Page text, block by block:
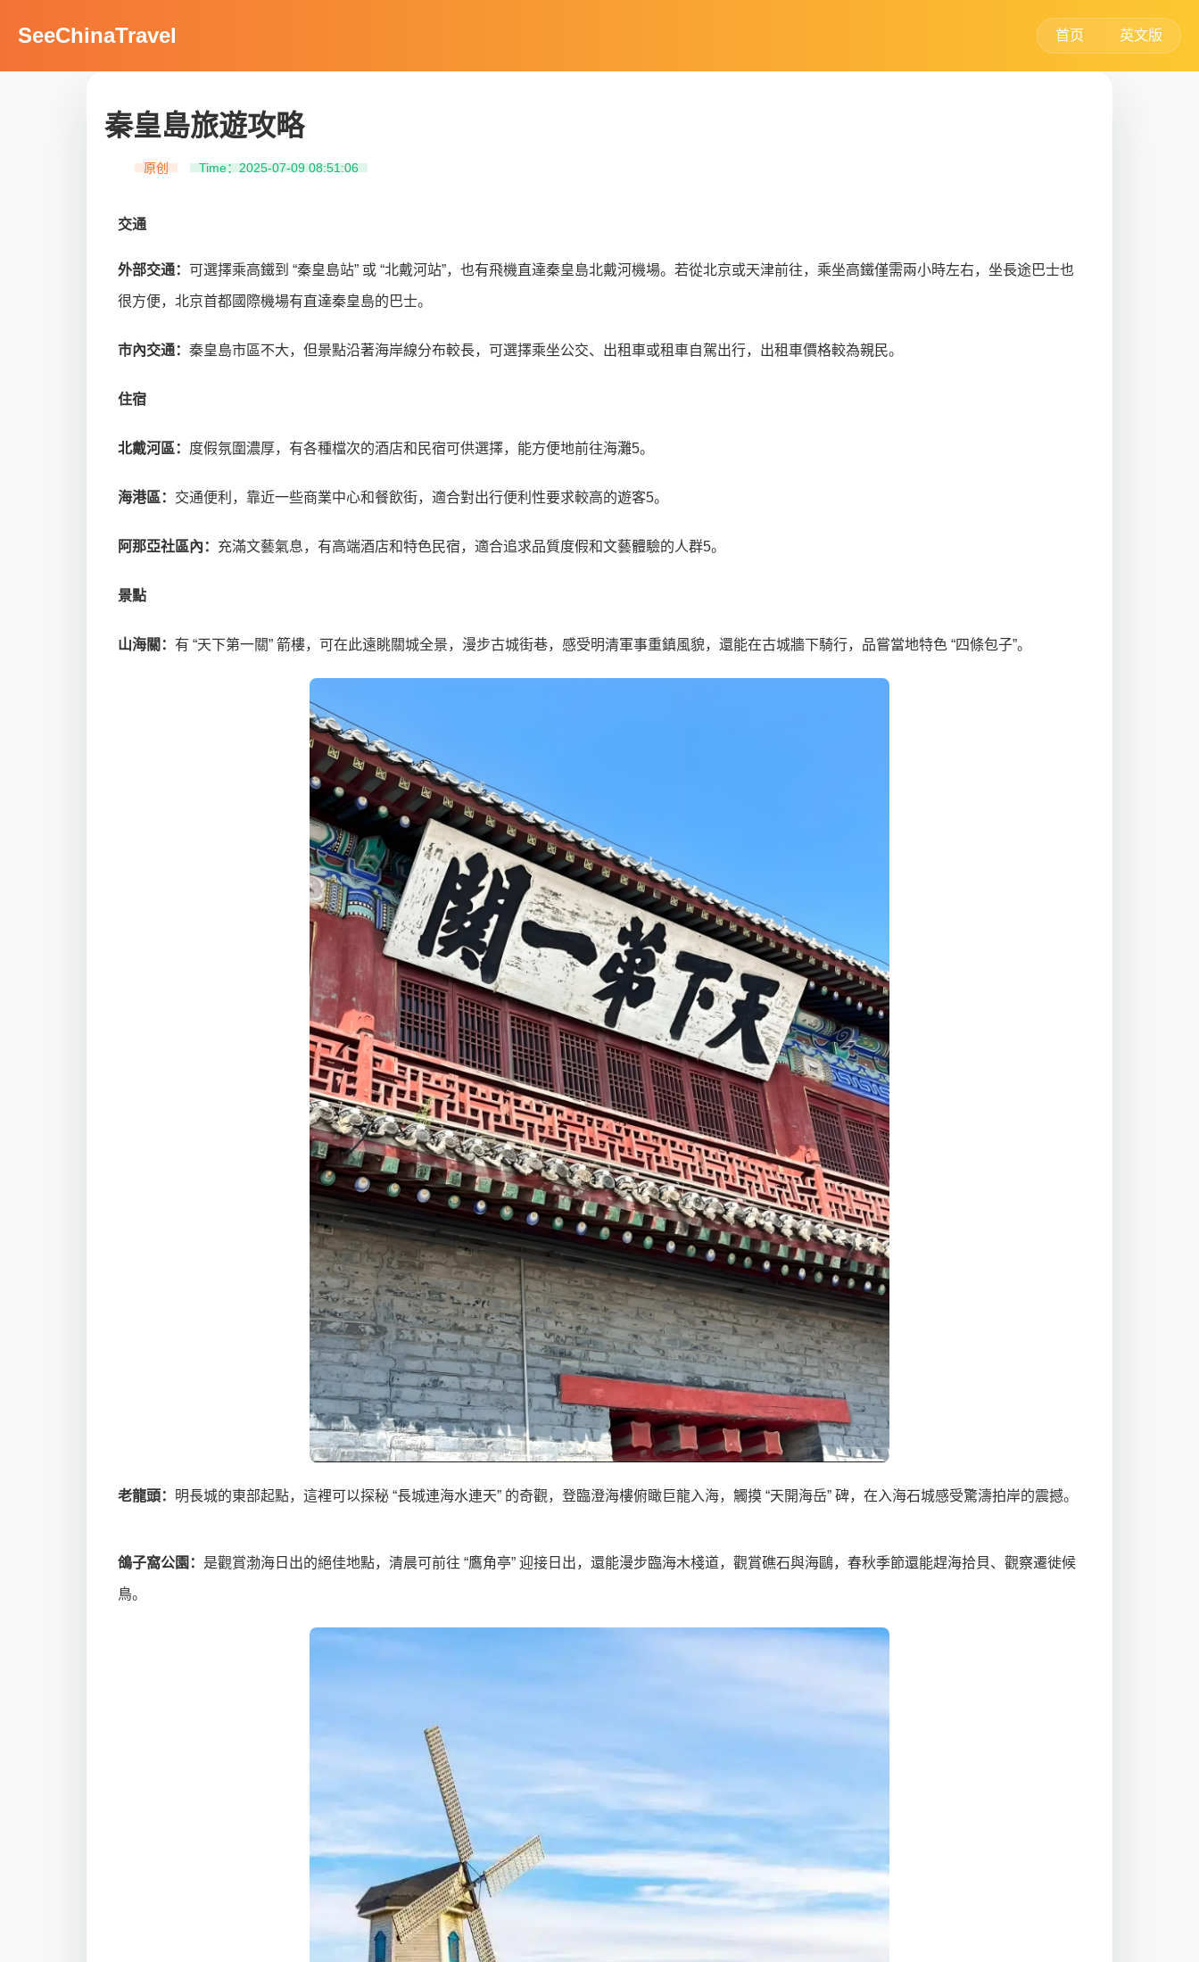
SeeChinaTravel 首页 英文版
秦皇島旅遊攻略
原创 Time：2025-07-09 08:51:06
交通
外部交通： 可選擇乘高鐵到 “秦皇島站” 或 “北戴河站”，也有飛機直達秦皇島北戴河機場。若從北京或天津前往，乘坐高鐵僅需兩小時左右，坐長途巴士也
很方便，北京首都國際機場有直達秦皇島的巴士。
市內交通： 秦皇島市區不大，但景點沿著海岸線分布較長，可選擇乘坐公交、出租車或租車自駕出行，出租車價格較為親民。
住宿
北戴河區： 度假氛圍濃厚，有各種檔次的酒店和民宿可供選擇，能方便地前往海灘5。
海港區： 交通便利，靠近一些商業中心和餐飲街，適合對出行便利性要求較高的遊客5。
阿那亞社區內 ： 充滿文藝氣息，有高端酒店和特色民宿，適合追求品質度假和文藝體驗的人群5。
景點
山海關： 有 “天下第一關” 箭樓，可在此遠眺關城全景，漫步古城街巷，感受明清軍事重鎮風貌，還能在古城牆下騎行，品嘗當地特色 “四條包子”。
老龍頭： 明長城的東部起點，這裡可以探秘 “長城連海水連天” 的奇觀，登臨澄海樓俯瞰巨龍入海，觸摸 “天開海岳” 碑，在入海石城感受驚濤拍岸的震撼。
鴿子窩公園： 是觀賞渤海日出的絕佳地點，清晨可前往 “鷹角亭” 迎接日出，還能漫步臨海木棧道，觀賞礁石與海鷗，春秋季節還能趕海拾貝、觀察遷徙候
鳥。